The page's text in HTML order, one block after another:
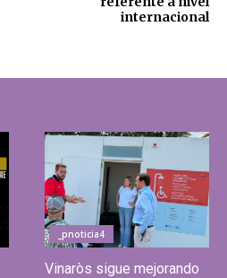
internacional
_pnoticia4
Vinaròs sigue mejorando